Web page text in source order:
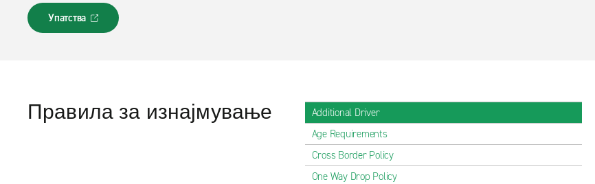
Упатства
Л
и
е
Правила за изнајмување
Additional Driver
Age Requirements
Cross Border Policy
One Way Drop Policy